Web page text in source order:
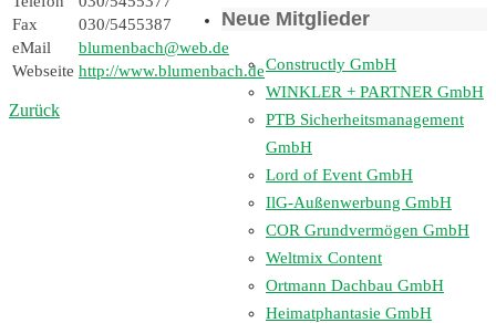
Fax
030/5455387
eMail
blumenbach@web.de
Webseite http://www.blumenbach.de
Zurück
Neue Mitglieder
Constructly GmbH
WINKLER + PARTNER GmbH
PTB Sicherheitsmanagement
GmbH
Lord of Event GmbH
IlG-Außenwerbung GmbH
COR Grundvermögen GmbH
Weltmix Content
Ortmann Dachbau GmbH
Heimatphantasie GmbH